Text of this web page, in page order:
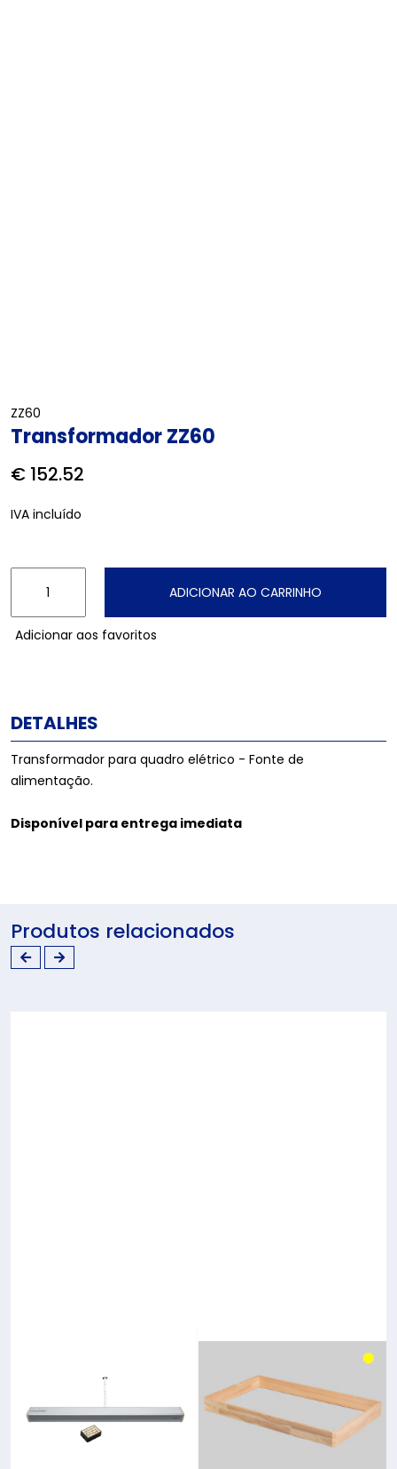
ZZ60
Transformador ZZ60
€ 152.52
IVA incluído
ADICIONAR AO CARRINHO
Adicionar aos favoritos
DETALHES
Transformador para quadro elétrico - Fonte de
alimentação.
Disponível para entrega imediata
Produtos relacionados